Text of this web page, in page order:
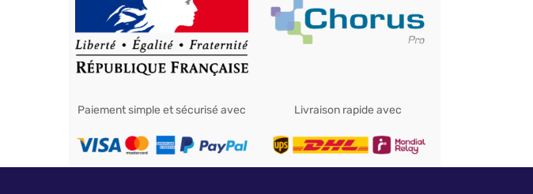
Paiement simple et sécurisé avec Livraison rapide avec